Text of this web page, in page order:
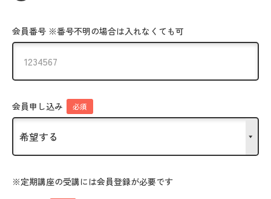
会員番号 ※番号不明の場合は入れなくても可
会員申し込み 必須
※定期講座の受講には会員登録が必要です